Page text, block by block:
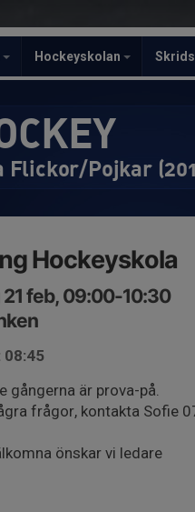
Hockeyskolan
Flickor/Pojkar
Hockeyskola
21 feb, 09:00-10:30
08:45
gångerna är prova-på.
frågor, kontakta Sofie
önskar vi ledare